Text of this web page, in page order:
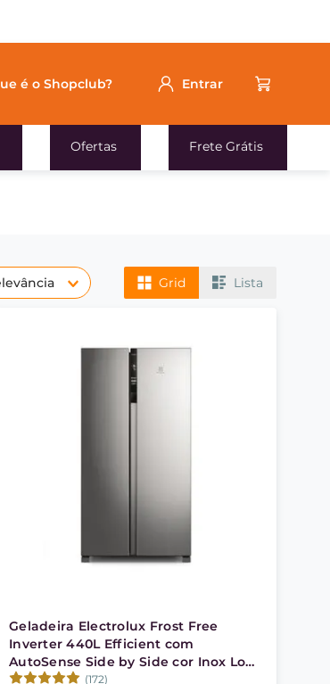
é o Shopclub? Entrar
Ofertas Frete Grátis
Grid Lista
Geladeira Electrolux Frost Free
Inverter 440L Efficient com
AutoSense Side by Side cor Inox Look
(IS4S)
(172)